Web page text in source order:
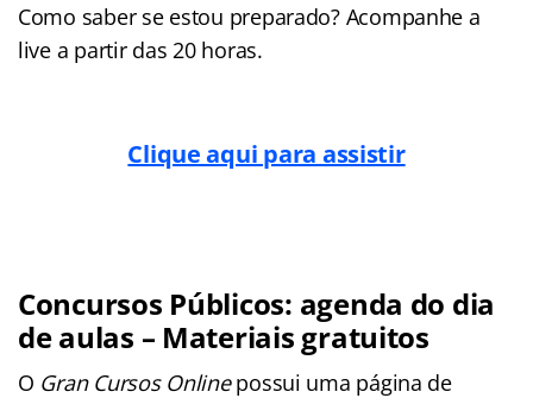
Como saber se estou preparado? Acompanhe a
live a partir das 20 horas.
Clique aqui para assistir
Concursos Públicos: agenda do dia
de aulas – Materiais gratuitos
O Gran Cursos Onlinepossui uma página de